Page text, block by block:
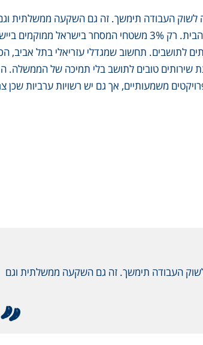
של כניסה לשוק העבודה תימשך. זה גם השקעה ממשלתית
תפיסתי של החברה, וזה מגיע למצב שזה גם מתורגם להכנסות לנפש והכנסות למשק הבית. רק 3% משטחי המסחר בישראל
לתושבים. תחשוב שמגדלי עזריאלי בתל אביב,
שירותים טובים לתושב בלי תמיכה של הממשלה.
משמעותיים, אך גם יש רשויות ערביות שכן
לשוק העבודה תימשך. זה גם השקעה ממשלתית וגם